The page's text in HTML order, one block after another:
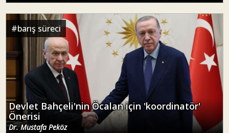
#barış süreci
Devlet Bahçeli'nin Öcalan için 'koordinatör'
Önerisi
Dr. Mustafa Peköz